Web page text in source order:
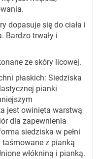
dopasuje się do ciała i
Bardzo trwały i
ze skóry licowej.
płaskich: Siedziska
pianki
jest owinięta warstwą
dla zapewnienia
siedziska w pełni
z pianką
włókniną i pianką.